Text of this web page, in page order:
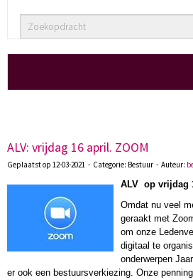
ALV: vrijdag 16 april. ZOOM
Geplaatst op 12-03-2021 - Categorie: Bestuur - Auteur:
ALV op vrijdag
Omdat nu veel
geraakt met
om onze
digitaal te
onderwerpen
er ook een bestuursverkiezing. Onze